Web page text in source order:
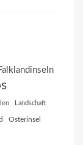
Landschaft
Osterinsel